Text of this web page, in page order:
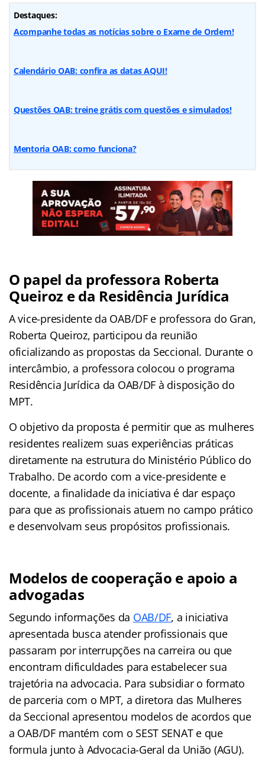
Destaques:
Acompanhe todas as notícias sobre o Exame de Ordem!
Calendário OAB: confira as datas AQUI!
Questões OAB: treine grátis com questões e simulados!
Mentoria OAB: como funciona?
O papel da professora Roberta
Queiroz e da Residência Jurídica
A vice-presidente da OAB/DF e professora do Gran,
Roberta Queiroz, participou da reunião
oficializando as propostas da Seccional. Durante o
intercâmbio, a professora colocou o programa
Residência Jurídica da OAB/DF à disposição do
MPT.
O objetivo da proposta é permitir que as mulheres
residentes realizem suas experiências práticas
diretamente na estrutura do Ministério Público do
Trabalho. De acordo com a vice-presidente e
docente, a finalidade da iniciativa é dar espaço
para que as profissionais atuem no campo prático
e desenvolvam seus propósitos profissionais.
Modelos de cooperação e apoio a
advogadas
Segundo informações da OAB/DF, a iniciativa
apresentada busca atender profissionais que
passaram por interrupções na carreira ou que
encontram dificuldades para estabelecer sua
trajetória na advocacia. Para subsidiar o formato
de parceria com o MPT, a diretora das Mulheres
da Seccional apresentou modelos de acordos que
a OAB/DF mantém com o SEST SENAT e que
formula junto à Advocacia-Geral da União (AGU).